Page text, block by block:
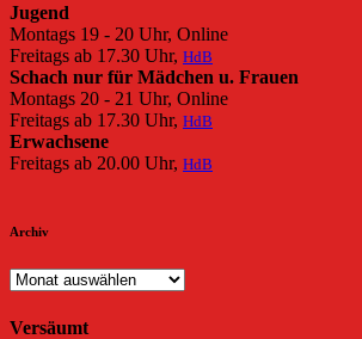
Jugend
Montags 19 - 20 Uhr, Online
Freitags ab 17.30 Uhr, HdB
Schach nur für Mädchen u. Frauen
Montags 20 - 21 Uhr, Online
Freitags ab 17.30 Uhr, HdB
Erwachsene
Freitags ab 20.00 Uhr, HdB
Archiv
Archiv
Versäumt